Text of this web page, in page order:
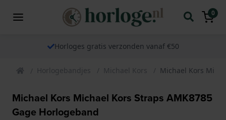
0
Horloges gratis verzonden vanaf €50
Horlogebandjes Michael Kors Michael Kors
Michael Kors Michael Kors Straps AMK8785
Gage Horlogeband